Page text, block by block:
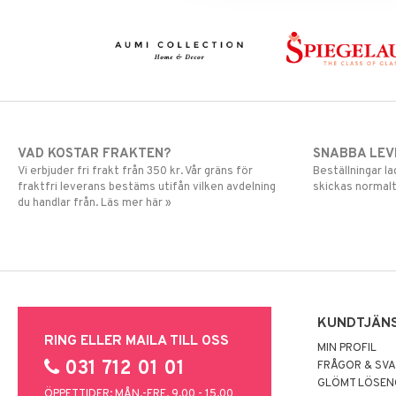
VAD KOSTAR FRAKTEN?
Vi erbjuder fri frakt från 350 kr. Vår gräns för
fraktfri leverans bestäms utifån vilken avdelning
du handlar från. Läs mer här »
SNABBA
Beställningar
skickas
RING ELLER MAILA TILL OSS
031 712 01 01
MIN PROFIL
FRÅGOR &
GLÖMT